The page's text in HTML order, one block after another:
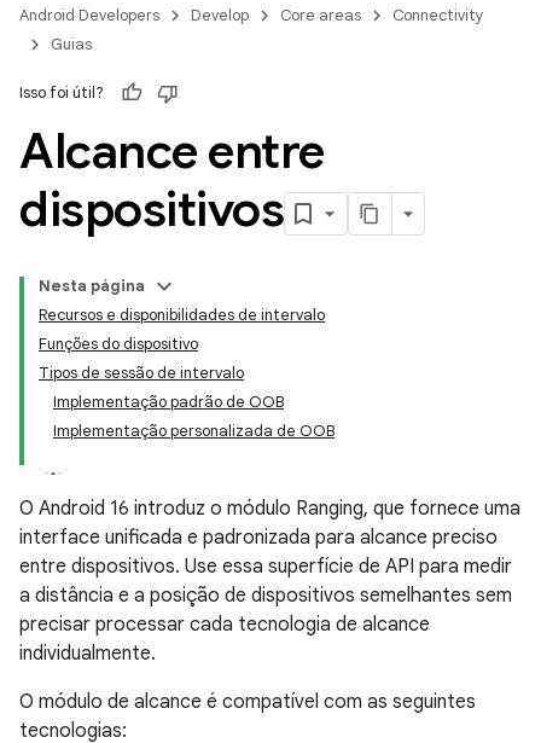
Android Developers Develop Core areas
Connectivity
Guias
Isso foi útil?
Alcance entre
dispositivos
Nesta página
Recursos e disponibilidades de intervalo
Funções do dispositivo
Tipos de sessão de intervalo
Implementação padrão de OOB
Implementação personalizada de OOB
O Android 16 introduz o módulo Ranging, que fornece uma
interface unificada e padronizada para alcance preciso
entre dispositivos. Use essa superfície de API para medir
a distância e a posição de dispositivos semelhantes sem
precisar processar cada tecnologia de alcance
individualmente.
O módulo de alcance é compatível com as seguintes
tecnologias: